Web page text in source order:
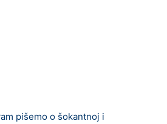
pišemo o šokantnoj i